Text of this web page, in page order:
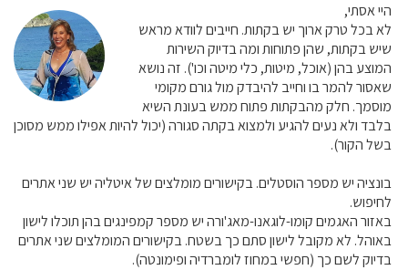
היי אסתי,
לא בכל טרק ארוך יש בקתות. חייבים לוודא מראש
שיש בקתות, שהן פתוחות ומה בדיוק השירות
המוצע בהן (אוכל, מיטות, כלי מיטה וכו'). זה נושא
שאסור להמר בו וחייב להיבדק מול גורם מקומי
מוסמך. חלק מהבקתות פתוח ממש בעונת השיא
בלבד ולא נעים להגיע ולמצוא בקתה סגורה (יכול להיות אפילו ממש מסוכן
בשל הקור).
בונציה יש מספר הוסטלים. בקישורים מומלצים של איטליה יש שני אתרים
לחיפוש.
באזור האגמים קומו-לוגאנו-מאג'ורה יש מספר קמפינגים בהן תוכלו לישון
באוהל. לא מקובל לישון סתם כך בשטח. בקישורים המומלצים שני אתרים
בדיוק לשם כך (חפשי במחוז לומברדיה ופימונטה).